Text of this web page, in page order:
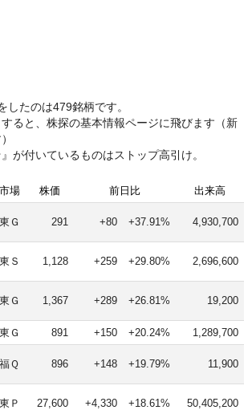
したのは479銘柄です。
ると、株探の基本情報ページに飛びます（新
が付いているものはストップ高引け。
市場 株価 前日比 出来高
東Ｇ 291 +80 +37.91% 4,930,700
東Ｓ 1,128 +259 +29.80% 2,696,600
東Ｇ 1,367 +289 +26.81% 19,200
東Ｇ 891 +150 +20.24% 1,289,700
福Ｑ 896 +148 +19.79% 11,900
東Ｐ 27,600 +4,330 +18.61% 50,405,200